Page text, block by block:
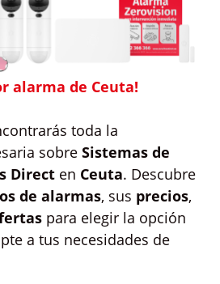
alarma de Ceuta!
toda la
sobre Sistemas de
Direct en Ceuta. Descubre
de alarmas, sus precios,
para elegir la opción
a tus necesidades de